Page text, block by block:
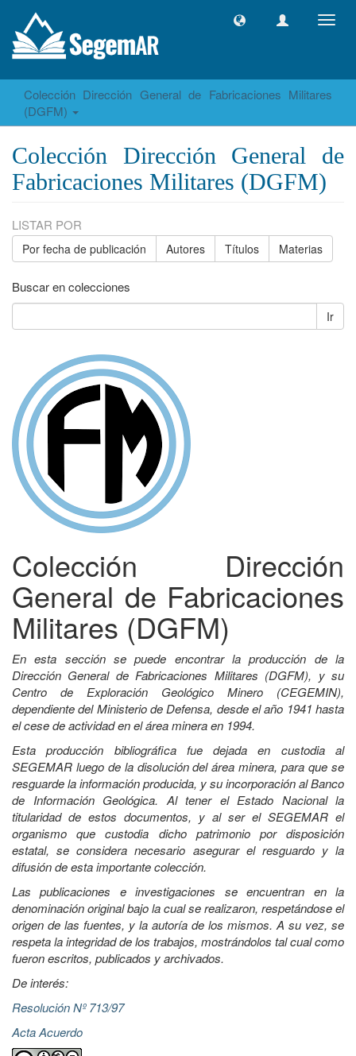
Colección Dirección General de Fabricaciones Militares
(DGFM)
Colección Dirección General de
Fabricaciones Militares (DGFM)
LISTAR POR
Por fecha de publicación Autores Títulos Materias
Buscar en colecciones
Ir
Colección Dirección
General de Fabricaciones
Militares (DGFM)
En esta sección se puede encontrar la producción de la
Dirección General de Fabricaciones Militares (DGFM), y su
Centro de Exploración Geológico Minero (CEGEMIN),
dependiente del Ministerio de Defensa, desde el año 1941 hasta
el cese de actividad en el área minera en 1994.
Esta producción bibliográfica fue dejada en custodia al
SEGEMAR luego de la disolución del área minera, para que se
resguarde la información producida, y su incorporación al Banco
de Información Geológica. Al tener el Estado Nacional la
titularidad de estos documentos, y al ser el SEGEMAR el
organismo que custodia dicho patrimonio por disposición
estatal, se considera necesario asegurar el resguardo y la
difusión de esta importante colección.
Las publicaciones e investigaciones se encuentran en la
denominación original bajo la cual se realizaron, respetándose el
origen de las fuentes, y la autoría de los mismos. A su vez, se
respeta la integridad de los trabajos, mostrándolos tal cual como
fueron escritos, publicados y archivados.
De interés:
Resolución Nº 713/97
Acta Acuerdo